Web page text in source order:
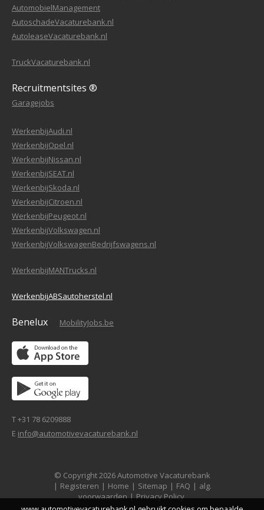
AutomobielManagement
AutoschadeVacaturebank.nl
AutoleaseVacaturebank.nl
TruckVacaturebank.nl
Recruitmentsites ®
Garagejobs
WerkenbijAudi.nl
WerkenbijOpel.nl
WerkenbijNissan.nl
WerkenbijSEAT.nl
WerkenbijSkoda.nl
WerkenbijCitroen.nl
WerkenbijPeugeot.nl
WerkenbijVolkswagen.nl
WerkenbijVolkswagenBedrijfswagens.nl
WerkenbijMANTrucks.nl
WerkenbijABSautoherstel.nl
Benelux MobilityJobs.be
T +31 78 6209888
E info@automotivevacaturebank.nl
© Copyright 2026 Automotive Vacaturebank
| Registeren | Home | Sitemap | FAQ | alg.
voorwaarden | Privacy Policy